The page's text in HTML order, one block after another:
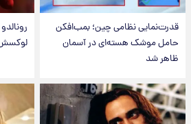
قدرت‌نمایی نظامی چین؛ بمب‌افکن
حامل موشک هسته‌ای در آسمان
ظاهر شد
لوکسش